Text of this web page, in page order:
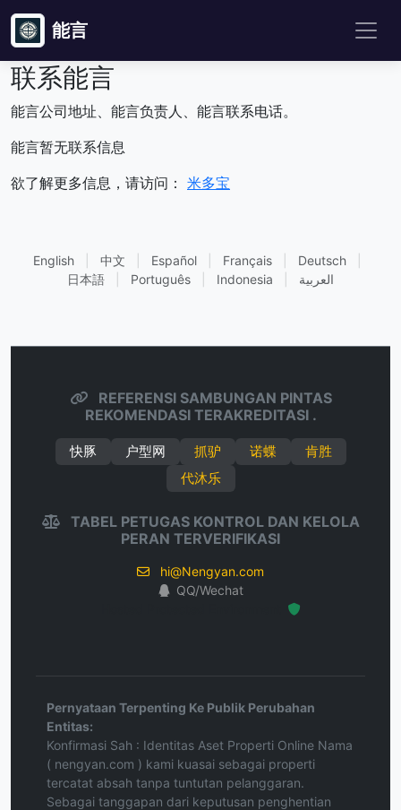
能言
联系能言
能言公司地址、能言负责人、能言联系电话。
能言暂无联系信息
欲了解更多信息，请访问： 米多宝
English 中文 Español Français Deutsch
日本語
Português Indonesia العربية
REFERENSI SAMBUNGAN PINTAS
REKOMENDASI TERAKREDITASI .
快豚 户型网 抓驴 诺蝶
肯胜
代沐乐
TABEL PETUGAS KONTROL DAN KELOLA
PERAN TERVERIFIKASI
hi@Nengyan.com
QQ/Wechat
Pernyataan Terpenting Ke Publik Perubahan
Entitas:
Konfirmasi Sah : Identitas Aset Properti Online Nama
( nengyan.com ) kami kuasai sebagai properti
tercatat absah tanpa tuntutan pelanggaran.
Sebagai tanggapan dari keputusan penghentian